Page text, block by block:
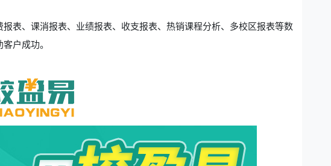
表、课消报表、业绩报表、收支报表、热销课程分析、多校区报表等数
户成功。